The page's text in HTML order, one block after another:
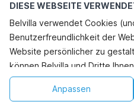
DIESE WEBSEITE
Belvilla verwendet Cookies
Benutzerfreundlichkeit der
Website persönlicher zu
können Belvilla und Dritte
außerhalb unserer Website
Interessen anzupassen und
Anpassen
Beliebteste
Top-Städte mit Top-
Ferienhaus mit Garten koudekerke
Urlaub mit Hund -
Urlaub mit Hund -
Beliebte Ausstattungen für
Urlaub mit Hund -
Kinderfreundliche
Beliebte Städte für den Urlaub
Startseite Wunschliste